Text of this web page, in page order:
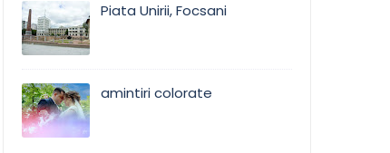
Piata Unirii, Focsani
amintiri colorate